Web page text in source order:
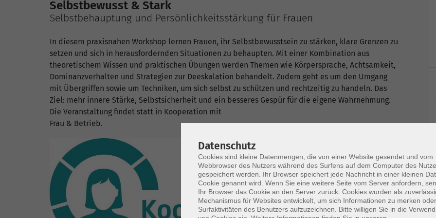
Selbstbewusst & Stark
Selbstbehauptung und Persönlichkeitsstärkung für Frauen
In diesem praxisnahen Workshop lernen Frauen, ihr Selbstbewusstsein zu stärken, klare Grenzen zu
setzen und sich in herausfordernden Situationen zu behaupten. Mit einer Kombination aus
theoretischem Wissen und praktischen Übungen werden Themen wie Körpersprache, Achtsamkeit,
Dominanzverhalten und Strategien zur Deeskalation behandelt. Zudem geht es um den Umgang
mit Übergriffen sowie um Techniken, um sich selbst zu schützen und rechtzeitig zu handeln. Das
Ziel: mehr innere Stärke, Selbstsicherheit und ein besseres Gespür für die eigene Wahrnehmung.
Die Veranstaltung findet statt in Kooperation mit
Frau & Betrieb.
Datenschutz
Cookies sind kleine Datenmengen, die von einer Website gesendet und vom
Webbrowser des Nutzers während des Surfens auf dem Computer des
gespeichert werden. Ihr Browser speichert jede Nachricht in einer kleinen
Cookie genannt wird. Wenn Sie eine weitere Seite vom Server anfordern,
Ihr Browser das Cookie an den Server zurück. Cookies wurden als
Mechanismus für Websites entwickelt, um sich Informationen zu merken
Surfaktivitäten des Benutzers aufzuzeichnen. Bitte willigen Sie in die